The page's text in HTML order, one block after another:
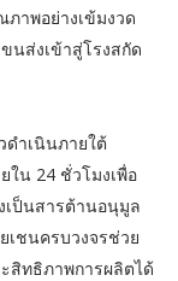
าพอย่างเข้มงวด
นส่งเข้าสู่โรงสกัด
ำเนินภายใต้
ใน 24 ชั่วโมงเพื่อ
ป็นสารต้านอนุมูล
ชนครบวงจรช่วย
สิทธิภาพการผลิตได้